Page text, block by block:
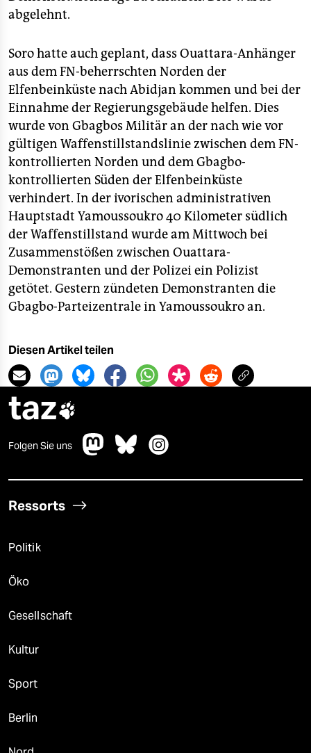
abgelehnt.
Soro hatte auch geplant, dass Ouattara-Anhänger
aus dem FN-beherrschten Norden der
Elfenbeinküste nach Abidjan kommen und bei der
Einnahme der Regierungsgebäude helfen. Dies
wurde von Gbagbos Militär an der nach wie vor
gültigen Waffenstillstandslinie zwischen dem FN-
kontrollierten Norden und dem Gbagbo-
kontrollierten Süden der Elfenbeinküste
verhindert. In der ivorischen administrativen
Hauptstadt Yamoussoukro 40 Kilometer südlich
der Waffenstillstand wurde am Mittwoch bei
Zusammenstößen zwischen Ouattara-
Demonstranten und der Polizei ein Polizist
getötet. Gestern zündeten Demonstranten die
Gbagbo-Parteizentrale in Yamoussoukro an.
Diesen Artikel teilen
taz
Folgen Sie uns
Ressorts
Politik
Öko
Gesellschaft
Kultur
Sport
Berlin